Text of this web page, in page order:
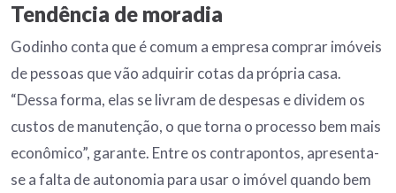
Tendência de moradia
Godinho conta que é comum a empresa comprar imóveis
de pessoas que vão adquirir cotas da própria casa.
“Dessa forma, elas se livram de despesas e dividem os
custos de manutenção, o que torna o processo bem mais
econômico”, garante. Entre os contrapontos, apresenta-
se a falta de autonomia para usar o imóvel quando bem